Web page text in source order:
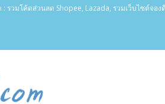
: รวมโค้ดส่วนลด Shopee, Lazada, รวมเว็บไซต์จอ